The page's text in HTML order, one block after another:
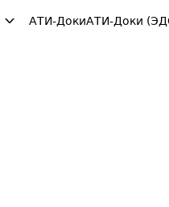
АТИ-ДокиАТИ-Доки